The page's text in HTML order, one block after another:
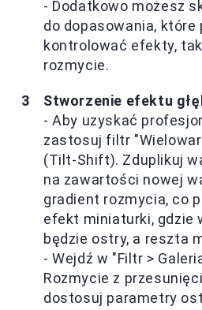
- Dodatkowo możesz
do dopasowania, które
kontrolować efekty,
rozmycie.
Stworzenie efektu
- Aby uzyskać
zastosuj filtr
(Tilt-Shift). Zduplikuj
na zawartości nowej
gradient rozmycia, co
efekt miniaturki, gdzie
będzie ostry, a reszta
- Wejdź w "Filtr >
Rozmycie z
dostosuj parametry